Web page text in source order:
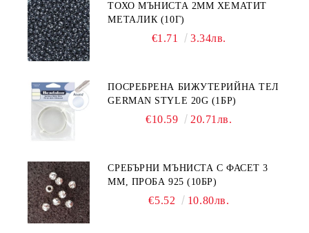
ТОХО МЪНИСТА 2ММ ХЕМАТИТ
МЕТАЛИК (10Г)
€1.71 3.34лв.
ПОСРЕБРЕНА БИЖУТЕРИЙНА ТЕЛ
GERMAN STYLE 20G (1БР)
€10.59 20.71лв.
СРЕБЪРНИ МЪНИСТА С ФАСЕТ 3
ММ, ПРОБА 925 (10БР)
€5.52 10.80лв.